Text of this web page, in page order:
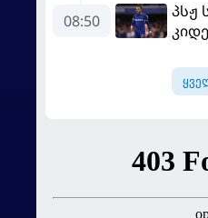
08:50
პსჟ